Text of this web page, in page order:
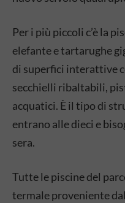
Per i più piccoli c’è la
elefante e tartarughe
di superfici interattive
secchielli ribaltabili,
acquatici. È il tipo di
entrano alle dieci e
sera.
Tutte le piscine del
termale proveniente